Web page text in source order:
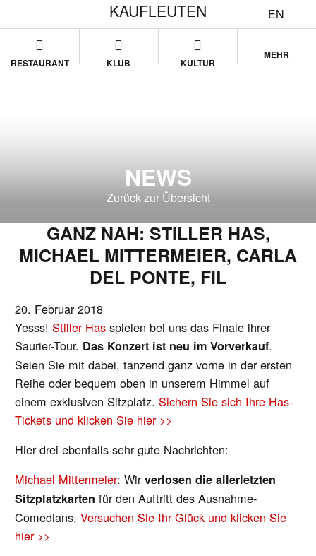
EN
KAUFLEUTEN
RESTAURANT KLUB KULTUR
MEHR
NEWS
Zurück zur Übersicht
GANZ NAH: STILLER HAS,
MICHAEL MITTERMEIER, CARLA
DEL PONTE, FIL
20. Februar 2018
Yesss!Stiller Has spielen bei uns das Finale ihrer
Saurier-Tour. Das Konzert ist neu im Vorverkauf.
Seien Sie mit dabei, tanzend ganz vorne in der ersten
Reihe oder bequem oben in unserem Himmel auf
einem exklusiven Sitzplatz.Sichern Sie sich Ihre Has-
Tickets und klicken Sie hier >>
Hier drei ebenfalls sehr gute Nachrichten:
Michael Mittermeier: Wirverlosen die allerletzten
Sitzplatzkarten für den Auftritt des Ausnahme-
Comedians.Versuchen Sie Ihr Glück und klicken Sie
hier >>